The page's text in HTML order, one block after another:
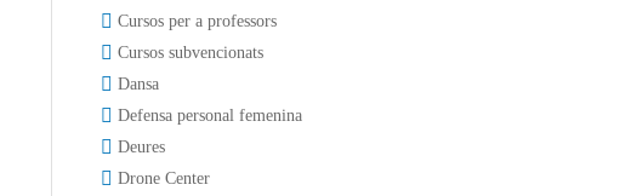
Cursos per a professors
Cursos subvencionats
Dansa
Defensa personal femenina
Deures
Drone Center